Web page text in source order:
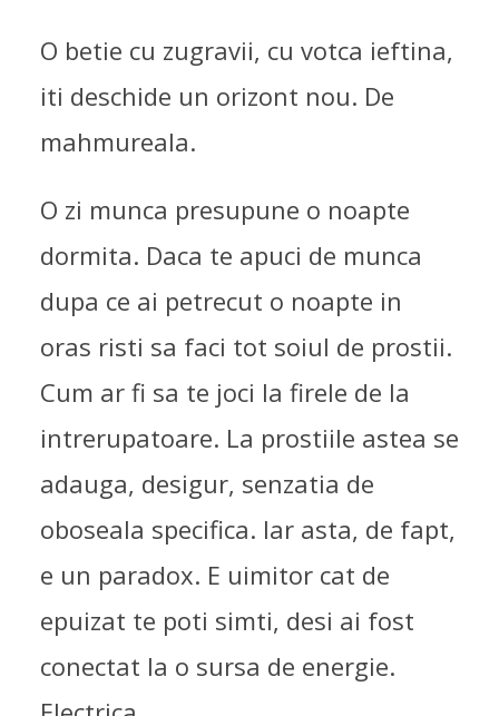
O betie cu zugravii, cu votca ieftina,
iti deschide un orizont nou. De
mahmureala.
O zi munca presupune o noapte
dormita. Daca te apuci de munca
dupa ce ai petrecut o noapte in
oras risti sa faci tot soiul de prostii.
Cum ar fi sa te joci la firele de la
intrerupatoare. La prostiile astea se
adauga, desigur, senzatia de
oboseala specifica. Iar asta, de fapt,
e un paradox. E uimitor cat de
epuizat te poti simti, desi ai fost
conectat la o sursa de energie.